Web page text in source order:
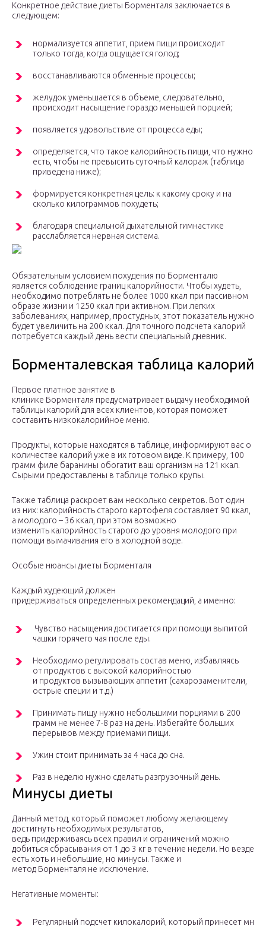
Конкретное действие диеты Борменталя заключается в
следующем:
нормализуется аппетит, прием пищи происходит
только тогда, когда ощущается голод;
восстанавливаются обменные процессы;
желудок уменьшается в объеме, следовательно,
происходит насыщение гораздо меньшей порцией;
появляется удовольствие от процесса еды;
определяется, что такое калорийность пищи, что нужно
есть, чтобы не превысить суточный калораж (таблица
приведена ниже);
формируется конкретная цель: к какому сроку и на
сколько килограммов похудеть;
благодаря специальной дыхательной гимнастике
расслабляется нервная система.
Обязательным условием похудения по Борменталю
является соблюдение границ калорийности. Чтобы худеть,
необходимо потреблять не более 1000 ккал при пассивном
образе жизни и 1250 ккал при активном. При легких
заболеваниях, например, простудных, этот показатель нужно
будет увеличить на 200 ккал. Для точного подсчета калорий
потребуется каждый день вести специальный дневник.
Борменталевская таблица калорий
Первое платное занятие в
клинике Борменталя предусматривает выдачу необходимой
таблицы калорий для всех клиентов, которая поможет
составить низкокалорийное меню.
Продукты, которые находятся в таблице, информируют вас о
количестве калорий уже в их готовом виде. К примеру, 100
грамм филе баранины обогатит ваш организм на 121 ккал.
Сырыми предоставлены в таблице только крупы.
Также таблица раскроет вам несколько секретов. Вот один
из них: калорийность старого картофеля составляет 90 ккал,
а молодого – 36 ккал, при этом возможно
изменить калорийность старого до уровня молодого при
помощи вымачивания его в холодной воде.
Особые нюансы диеты Борменталя
Каждый худеющий должен
придерживаться определенных рекомендаций, а именно:
Чувство насыщения достигается при помощи выпитой
чашки горячего чая после еды.
Необходимо регулировать состав меню, избавляясь
от продуктов с высокой калорийностью
и продуктов вызывающих аппетит (сахарозаменители,
острые специи и т.д.)
Принимать пищу нужно небольшими порциями в 200
грамм не менее 7-8 раз на день. Избегайте больших
перерывов между приемами пищи.
Ужин стоит принимать за 4 часа до сна.
Раз в неделю нужно сделать разгрузочный день.
Минусы диеты
Данный метод, который поможет любому желающему
достигнуть необходимых результатов,
ведь придерживаясь всех правил и ограничений можно
добиться сбрасывания от 1 до 3 кг в течение недели. Но везде
есть хоть и небольшие, но минусы. Также и
метод Борменталя не исключение.
Негативные моменты:
Регулярный подсчет килокалорий, который принесет